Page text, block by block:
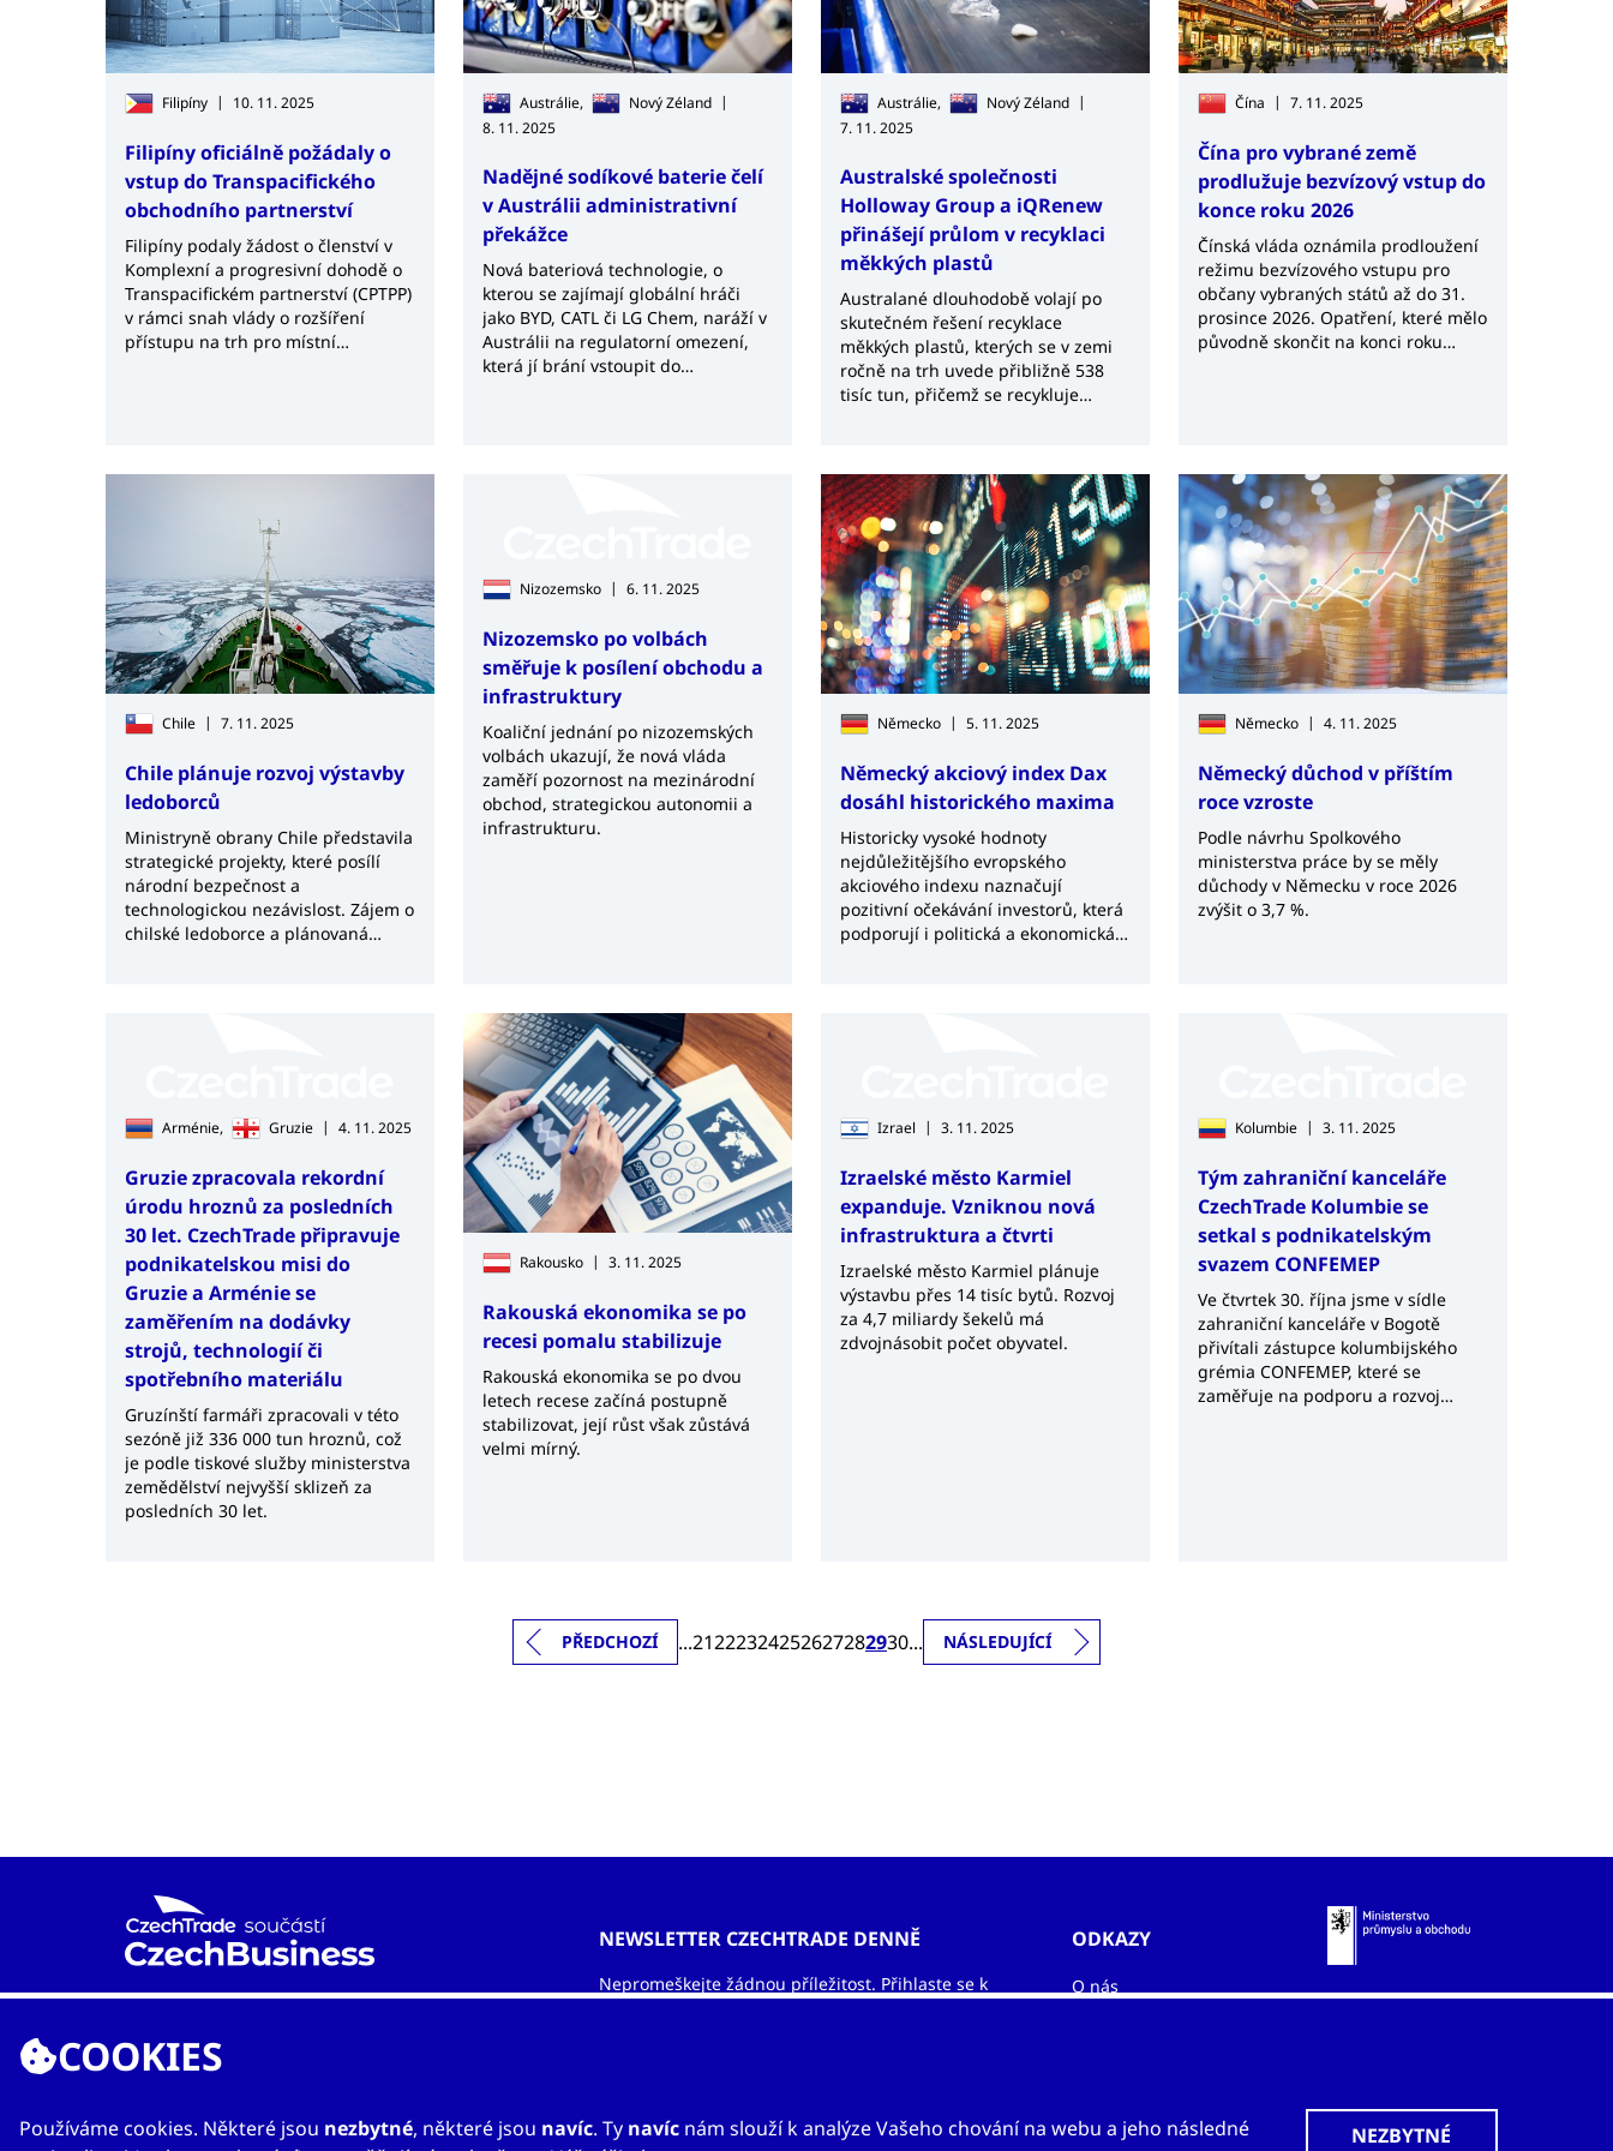
Filipíny | 10. 11. 2025
Filipíny oficiálně požádaly o
vstup do Transpacifického
obchodního partnerství
Filipíny podaly žádost o členství v
Komplexní a progresivní dohodě o
Transpacifickém partnerství (CPTPP)
v rámci snah vlády o rozšíření
přístupu na trh pro místní
Austrálie, Nový Zéland |
8. 11. 2025
Nadějné sodíkové baterie čelí
v Austrálii administrativní
překážce
Nová bateriová technologie, o
kterou se zajímají globální hráči
jako BYD, CATL či LG Chem, naráží v
Austrálii na regulatorní omezení,
která jí brání vstoupit do
Austrálie, Nový Zéland |
7. 11. 2025
Australské společnosti
Holloway Group a iQRenew
přinášejí průlom v recyklaci
měkkých plastů
Australané dlouhodobě volají po
skutečném řešení recyklace
měkkých plastů, kterých se v zemi
ročně na trh uvede přibližně 538
tisíc tun, přičemž se recykluje
Čína | 7. 11. 2025
Čína pro vybrané země
prodlužuje bezvízový vstup do
konce roku 2026
Čínská vláda oznámila prodloužení
režimu bezvízového vstupu pro
občany vybraných států až do 31.
prosince 2026. Opatření, které mělo
původně skončit na konci roku
čímž se počet zemí s bezvízovým
režimem rozšířil na 45.
Chile | 7. 11. 2025
Chile plánuje rozvoj výstavby
ledoborců
Ministryně obrany Chile představila
strategické projekty, které posílí
národní bezpečnost a
technologickou nezávislost. Zájem o
chilské ledoborce a plánovaná
Nizozemsko | 6. 11. 2025
Nizozemsko po volbách
směřuje k posílení obchodu a
infrastruktury
Koaliční jednání po nizozemských
volbách ukazují, že nová vláda
zaměří pozornost na mezinárodní
obchod, strategickou autonomii a
infrastrukturu.
Německo | 5. 11. 2025
Německý akciový index Dax
dosáhl historického maxima
Historicky vysoké hodnoty
nejdůležitějšího evropského
akciového indexu naznačují
pozitivní očekávání investorů, která
podporují i politická a ekonomická
Německo | 4. 11. 2025
Německý důchod v příštím
roce vzroste
Podle návrhu Spolkového
ministerstva práce by se měly
důchody v Německu v roce 2026
zvýšit o 3,7 %.
Arménie, Gruzie | 4. 11. 2025
Gruzie zpracovala rekordní
úrodu hroznů za posledních
30 let. CzechTrade připravuje
podnikatelskou misi do
Gruzie a Arménie se
zaměřením na dodávky
strojů, technologií či
spotřebního materiálu
Gruzínští farmáři zpracovali v této
sezóně již 336 000 tun hroznů, což
je podle tiskové služby ministerstva
zemědělství nejvyšší sklizeň za
posledních 30 let.
Rakousko | 3. 11. 2025
Rakouská ekonomika se po
recesi pomalu stabilizuje
Rakouská ekonomika se po dvou
letech recese začíná postupně
stabilizovat, její růst však zůstává
velmi mírný.
Izrael | 3. 11. 2025
Izraelské město Karmiel
expanduje. Vzniknou nová
infrastruktura a čtvrti
Izraelské město Karmiel plánuje
výstavbu přes 14 tisíc bytů. Rozvoj
za 4,7 miliardy šekelů má
zdvojnásobit počet obyvatel.
Kolumbie | 3. 11. 2025
Tým zahraniční kanceláře
CzechTrade Kolumbie se
setkal s podnikatelským
svazem CONFEMEP
Ve čtvrtek 30. října jsme v sídle
zahraniční kanceláře v Bogotě
přivítali zástupce kolumbijského
grémia CONFEMEP, které se
zaměřuje na podporu a rozvoj
PŘEDCHOZÍ ...21222324252627282930... NÁSLEDUJÍCÍ
Agentura CzechTrade je již od roku 1997 národní
průmyslu a obchodu s cílem rozvíjet mezinárodní
obchod a vzájemnou spolupráci mezi českými a
NEWSLETTER CZECHTRADE DENNĚ
Nepromeškejte žádnou příležitost. Přihlaste se k
ODEBÍRAT NEWSLETTER
ODKAZY
O nás
COOKIES
Používáme cookies. Některé jsou nezbytné, některé jsou navíc. Ty navíc nám slouží k analýze Vašeho chování na webu a jeho následné